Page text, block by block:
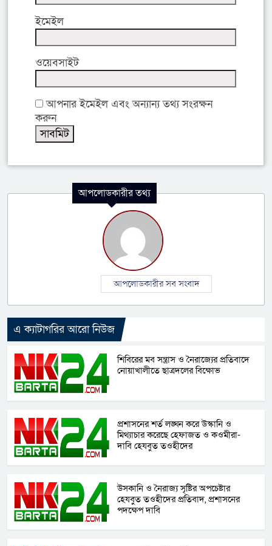
ইমেইল
ওয়েবসাইট
আপনার ইমেইল এবং অন্যান্য তথ্য সংরক্ষন
করুন
আপলোডকারীর তথ্য
আপলোডকারীর সব সংবাদ
এ ক্যাটাগরির আরো নিউজ
শিবিরের মব সন্ত্রাস ও নৈরাজ্যের প্রতিবাদে
নোয়াখালীতে ছাত্রদলের বিক্ষোভ
প্রশাসনের শর্ত লঙ্ঘন করে উস্কানি ও
মিথ্যাচার করেছে হেফাজত ও কওমীরা-
দাবি হেযবুত তওহীদের
উসকানি ও নৈরাজ্য সৃষ্টির অপচেষ্টার
হেযবুত তওহীদের প্রতিবাদ, প্রশাসনের
পদক্ষেপ দাবি